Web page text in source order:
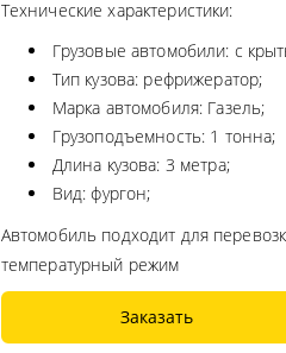
Технические характеристики:
Грузовые автомобили: с
Тип кузова: рефрижератор;
Марка автомобиля: Газель;
Грузоподъемность: 1 тонна;
Длина кузова: 3 метра;
Вид: фургон;
Автомобиль подходит для
температурный режим
Заказать